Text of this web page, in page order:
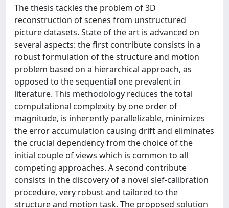
The thesis tackles the problem of 3D
reconstruction of scenes from unstructured
picture datasets. State of the art is advanced on
several aspects: the first contribute consists in a
robust formulation of the structure and motion
problem based on a hierarchical approach, as
opposed to the sequential one prevalent in
literature. This methodology reduces the total
computational complexity by one order of
magnitude, is inherently parallelizable, minimizes
the error accumulation causing drift and eliminates
the crucial dependency from the choice of the
initial couple of views which is common to all
competing approaches. A second contribute
consists in the discovery of a novel slef-calibration
procedure, very robust and tailored to the
structure and motion task. The proposed solution